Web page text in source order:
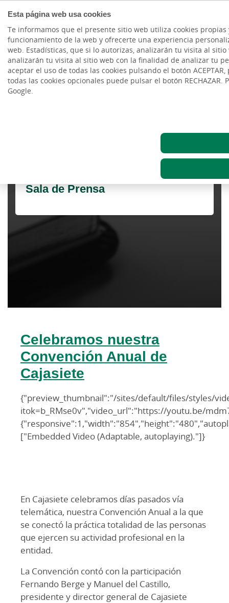
Esta página web usa cookies
Te informamos que el presente sitio web utiliza cookies
funcionamiento de la web y ofrecerte una experiencia
web. Estadísticas, que si lo autorizas, analizarán tu visita al
analizarán tu visita al sitio web con la finalidad de analizar tu
aceptar el uso de todas las cookies pulsando el botón
todas las cookies opcionales puede pulsar el botón RECHAZAR.
Google.
Cargando contenido, por favor espere...
Sala de Prensa
Celebramos nuestra
Convención Anual de
Cajasiete
{"preview_thumbnail":"/sites/default/files/styles/
itok=b_RMse0v","video_url":"https://youtu.be/
["Embedded Video (Adaptable, autoplaying)."]}
En Cajasiete celebramos días pasados vía
telemática, nuestra Convención Anual a la que
se conectó la práctica totalidad de las personas
que ejercen su actividad profesional en la
entidad.
La Convención contó con la participación
Fernando Berge y Manuel del Castillo,
presidente y director general de Cajasiete